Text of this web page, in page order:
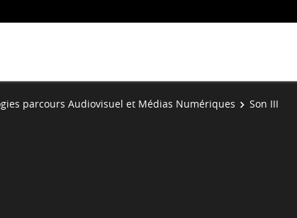
parcours Audiovisuel et Médias Numériques Son III